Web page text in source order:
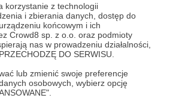
korzystanie z technologii
i zbierania danych, dostęp do
końcowym i ich
Crowd8 sp. z o.o. oraz podmioty
nas w prowadzeniu działalności,
DO SERWISU.
lub zmienić swoje preferencje
osobowych, wybierz opcję
Zaloguj się